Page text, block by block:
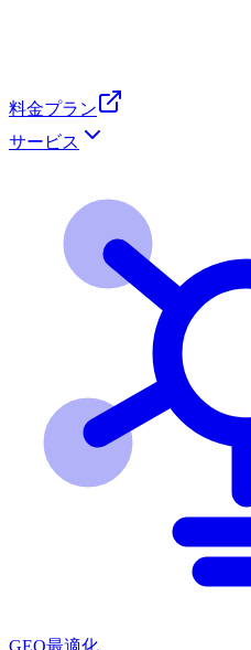
料金プラン
サービス
GEO最適化